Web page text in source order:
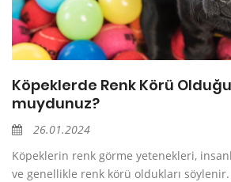
Köpeklerde Renk Körü
muydunuz?
26.01.2024
Köpeklerin renk görme yetenekleri,
ve genellikle renk körü oldukları